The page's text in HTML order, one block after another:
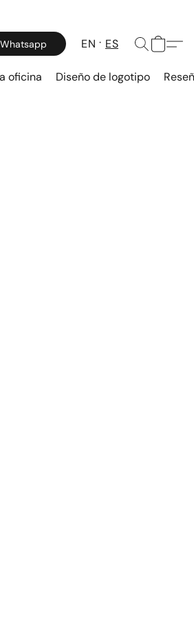
Whatsapp EN ES
oficina Diseño de logotipo